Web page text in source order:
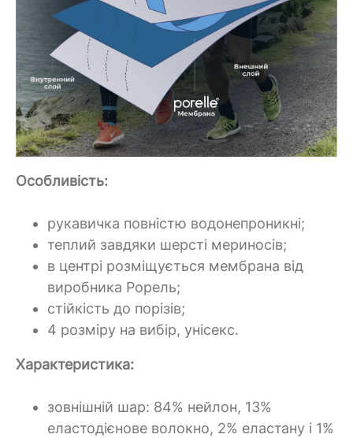
Особливість:
рукавичка повністю водонепроникні;
теплий завдяки шерсті мериносів;
в центрі розміщується мембрана від
виробника Pорель;
стійкість до порізів;
4 розміру на вибір, унісекс.
Характеристика:
зовнішній шар: 84% нейлон, 13%
еластодієнове волокно, 2% еластану і 1%